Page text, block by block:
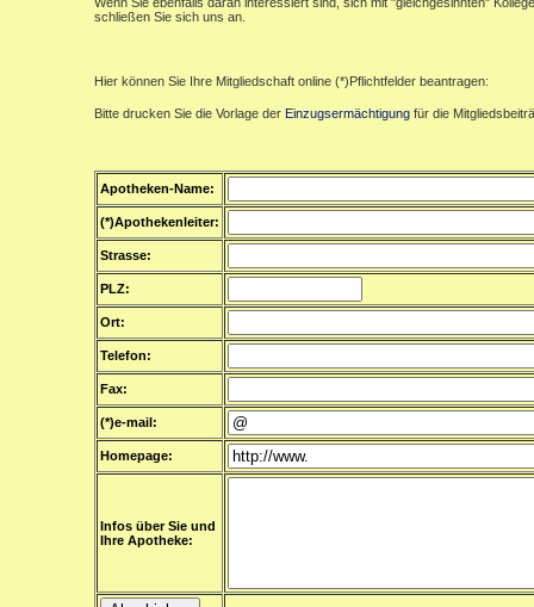
schließen Sie sich uns an.
Hier können Sie Ihre Mitgliedschaft online (*)Pflichtfelder beantragen:
Bitte drucken Sie die Vorlage der Einzugsermächtigung für die
Apotheken-Name:
(*)Apothekenleiter:
Strasse:
PLZ:
Ort:
Telefon:
Fax:
(*)e-mail:
Homepage:
Infos über Sie und
Ihre Apotheke: